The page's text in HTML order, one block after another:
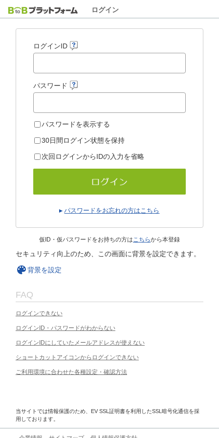
ログイン
ログインID
パスワード
パスワードを表示する
30日間ログイン状態を保持
次回ログインからIDの入力を省略
パスワードをお忘れの方はこちら
仮ID・仮パスワードをお持ちの方はこちらから本登録
セキュリティ向上のため、この画面に背景を設定できます。
背景を設定
FAQ
ログインできない
ログインID・パスワードがわからない
ログインIDにしていたメールアドレスが使えない
ショートカットアイコンからログインできない
ご利用環境に合わせた各種設定・確認方法
当サイトでは情報保護のため、EV SSL証明書を利用したSSL暗号化通信を採
用しております。